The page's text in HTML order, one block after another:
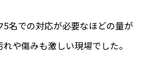
名での対応が必要なほどの量が
や傷みも激しい現場でした。